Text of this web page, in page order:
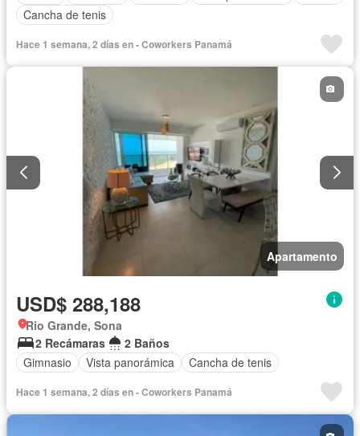
Cancha de tenis
Hace 1 semana, 2 días en - Coworkers Panamá
Apartamento
USD$ 288,188
Rio Grande, Sona
2 Recámaras
2 Baños
Gimnasio
Vista panorámica Cancha de tenis
Hace 1 semana, 2 días en - Coworkers Panamá